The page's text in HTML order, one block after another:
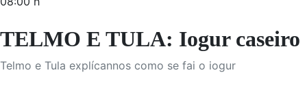
TELMO E TULA: Iogur caseiro
Telmo e Tula explícannos como se fai o iogur